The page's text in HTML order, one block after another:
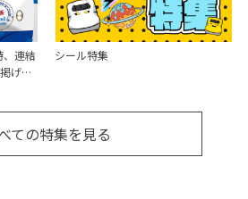
連結
げ…
シール特集
ての特集を見る